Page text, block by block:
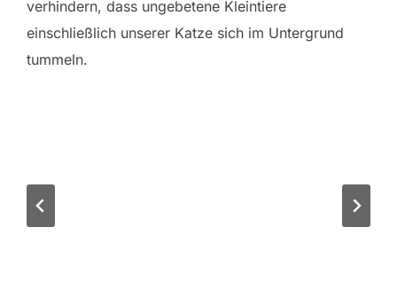
verhindern, dass ungebetene Kleintiere
einschließlich unserer Katze sich im Untergrund
tummeln.